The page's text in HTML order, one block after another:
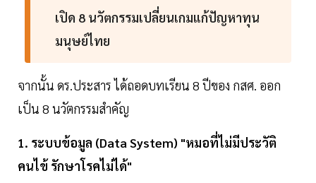
เปิด 8 นวัตกรรมเปลี่ยนเกมแก้ปัญหาทุน
มนุษย์ไทย
จากนั้น ดร.ประสาร ได้ถอดบทเรียน 8 ปีของ กสศ. ออก
เป็น 8 นวัตกรรมสำคัญ
1. ระบบข้อมูล (Data System) "หมอที่ไม่มีประวัติ
คนไข้ รักษาโรคไม่ได้"